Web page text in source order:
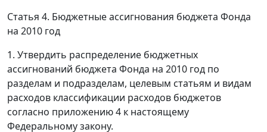
Статья 4. Бюджетные ассигнования бюджета Фонда
на 2010 год
1. Утвердить распределение бюджетных
ассигнований бюджета Фонда на 2010 год по
разделам и подразделам, целевым статьям и видам
расходов классификации расходов бюджетов
согласно приложению 4 к настоящему
Федеральному закону.